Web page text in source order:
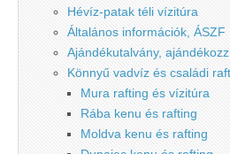
Hévíz-patak téli vízitúra
Általános információk, ÁSZF
Ajándékutalvány,
Könnyű vadvíz és családi
Mura rafting és vízitúra
Rába kenu és rafting
Moldva kenu és rafting